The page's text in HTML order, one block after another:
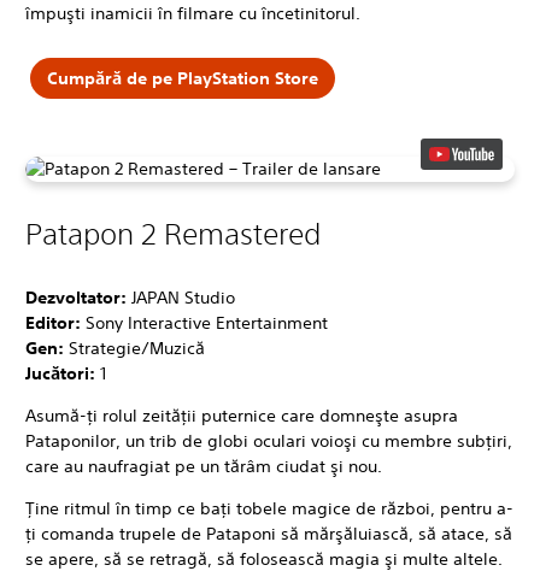
împuşti inamicii în filmare cu încetinitorul.
Cumpără de pe PlayStation Store
Patapon 2 Remastered
Dezvoltator: JAPAN Studio
Editor: Sony Interactive Entertainment
Gen: Strategie/Muzică
Jucători: 1
Asumă-ţi rolul zeităţii puternice care domneşte asupra
Pataponilor, un trib de globi oculari voioşi cu membre subţiri,
care au naufragiat pe un tărâm ciudat şi nou.
Ţine ritmul în timp ce baţi tobele magice de război, pentru a-
ţi comanda trupele de Pataponi să mărşăluiască, să atace, să
se apere, să se retragă, să folosească magia şi multe altele.